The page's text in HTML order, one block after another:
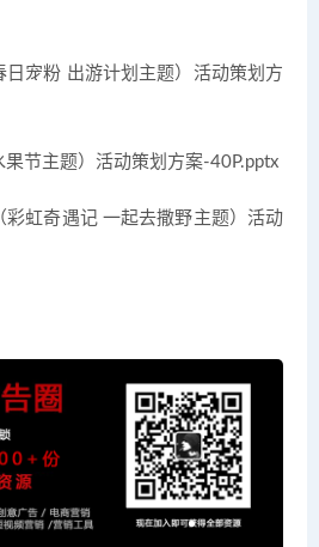
宠粉 出游计划主题）活动策划方
节主题）活动策划方案-40P.pptx
虹奇遇记 一起去撒野主题）活动